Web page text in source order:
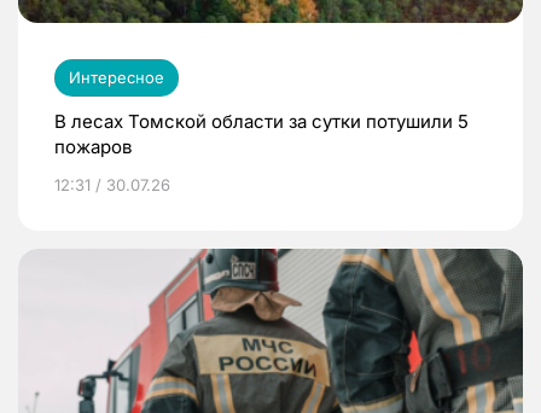
Интересное
В лесах Томской области за сутки потушили 5
пожаров
12:31 / 30.07.26